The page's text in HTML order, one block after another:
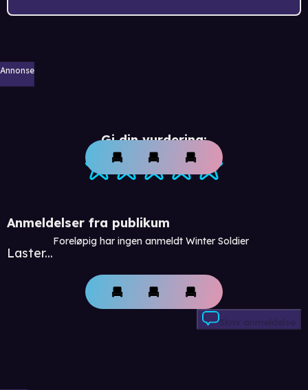
Annonse
Gi din vurdering:
Anmeldelser fra publikum
Laster...
Foreløpig har ingen anmeldt Winter Soldier
Skriv anmeldelse